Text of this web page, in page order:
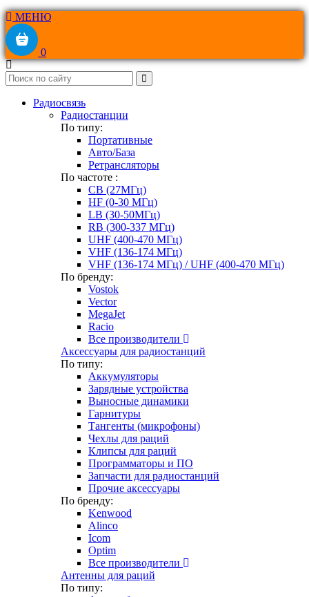
МЕНЮ
0
Радиосвязь
Радиостанции
По типу:
Портативные
Авто/База
Ретрансляторы
По частоте :
CB (27МГц)
HF (0-30 МГц)
LB (30-50МГц)
RB (300-337 МГц)
UHF (400-470 МГц)
VHF (136-174 МГц)
VHF (136-174 МГц) / UHF (400-470 МГц)
По бренду:
Vostok
Vector
MegaJet
Racio
Все производители
Аксессуары для радиостанций
По типу:
Аккумуляторы
Зарядные устройства
Выносные динамики
Гарнитуры
Тангенты (микрофоны)
Чехлы для раций
Клипсы для раций
Программаторы и ПО
Запчасти для радиостанций
Прочие аксессуары
По бренду:
Kenwood
Alinco
Icom
Optim
Все производители
Антенны для раций
По типу: